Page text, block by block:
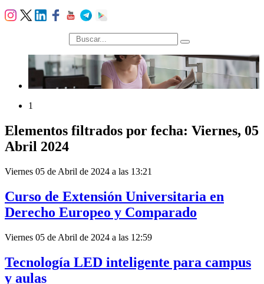
búsqueda
1
Elementos filtrados por fecha: Viernes, 05
Abril 2024
Viernes 05 de Abril de 2024 a las 13:21
Curso de Extensión Universitaria en
Derecho Europeo y Comparado
Viernes 05 de Abril de 2024 a las 12:59
Tecnología LED inteligente para campus
y aulas